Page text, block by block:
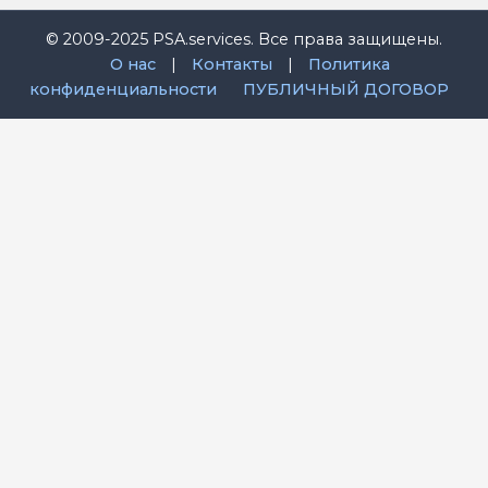
© 2009-2025 PSA.services. Все права защищены.
О нас
| Контакты |
Политика
конфиденциальности
ПУБЛИЧНЫЙ ДОГОВОР